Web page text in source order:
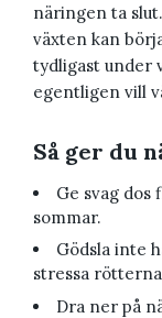
näringen ta
växten kan
tydligast under
egentligen vill
Så ger du
Ge svag
sommar.
Gödsla inte
stressa
Dra ner på